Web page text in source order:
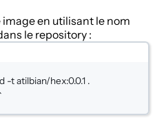
en utilisant le nom
le repository :
-tatilbian/hex:0.0.1 .